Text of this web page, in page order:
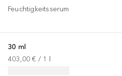
Feuchtigkeitsserum
30 ml
403,00 € / 1